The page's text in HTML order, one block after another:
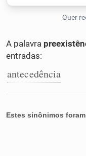
Humanizador de
Conexões
A palavra
entradas:
antecedência
Estes sinônimos